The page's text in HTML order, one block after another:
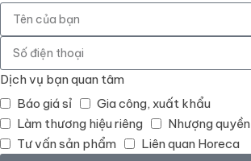
Dịch vụ bạn quan tâm
Báo giá sỉ
Gia công, xuất khẩu
Làm thương hiệu riêng
Nhượng quyền
Tư vấn sản phẩm
Liên quan Horeca